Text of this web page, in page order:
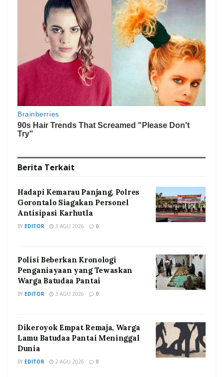
Berita Terkait
Hadapi Kemarau Panjang, Polres
Gorontalo Siagakan Personel
Antisipasi Karhutla
BY EDITOR 3 AGU 2026 0
Polisi Beberkan Kronologi
Penganiayaan yang Tewaskan
Warga Batudaa Pantai
BY EDITOR 3 AGU 2026 0
Dikeroyok Empat Remaja, Warga
Lamu Batudaa Pantai Meninggal
Dunia
BY EDITOR 2 AGU 2026 0